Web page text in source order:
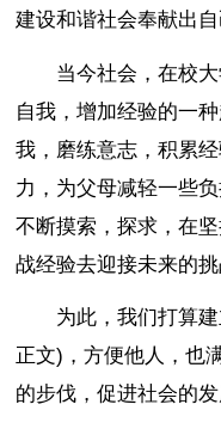
建设和谐社会奉献出自
当今社会，在校
自我，增加经验的一
我，磨练意志，积累
力，为父母减轻一些
不断摸索，探求，在
战经验去迎接未来的
为此，我们打算
正文)，方便他人，也
的步伐，促进社会的